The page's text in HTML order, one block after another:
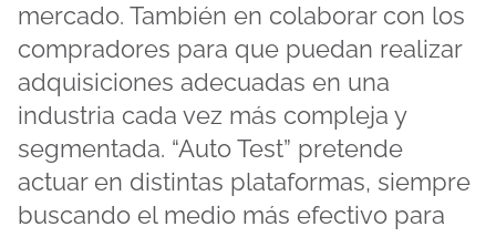
mercado. También en colaborar con los
compradores para que puedan realizar
adquisiciones adecuadas en una
industria cada vez más compleja y
segmentada. “Auto Test” pretende
actuar en distintas plataformas, siempre
buscando el medio más efectivo para